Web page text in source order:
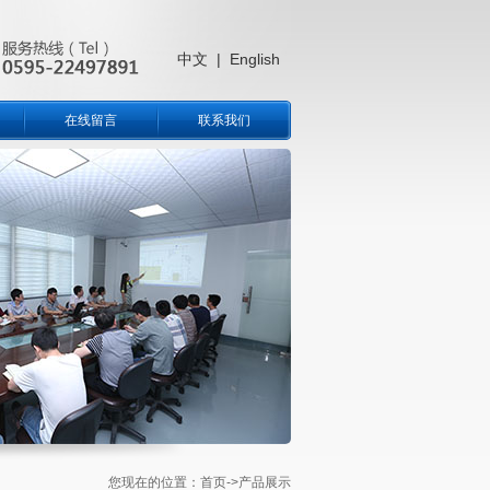
中文 | English
在线留言 联系我们
您现在的位置： 首页->产品展示